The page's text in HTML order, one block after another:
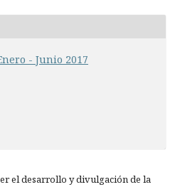
- Junio 2017
el desarrollo y divulgación de la